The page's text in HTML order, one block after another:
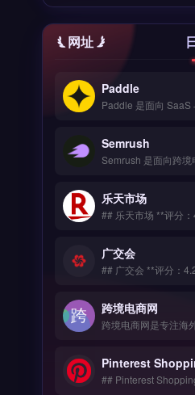
网址
Paddle
Semrush
乐天市场
广交会
跨境电商网
Pinterest